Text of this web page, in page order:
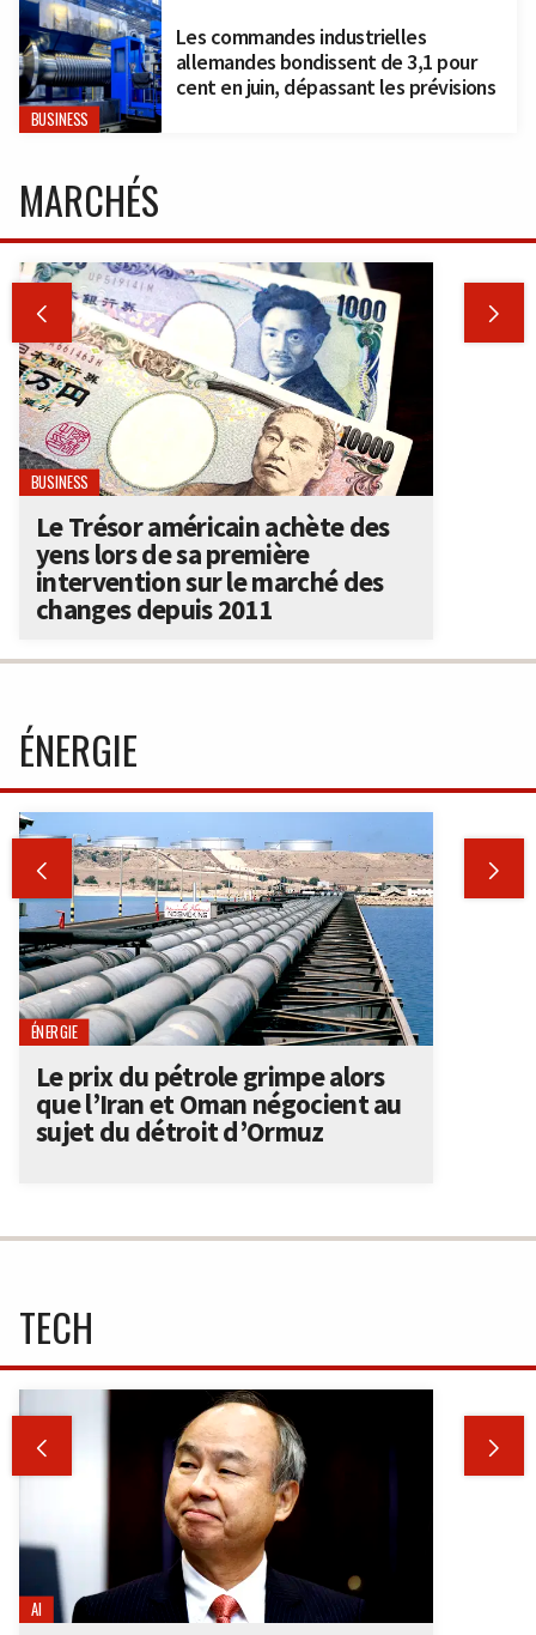
BUSINESS
Les commandes industrielles
allemandes bondissent de 3,1 pour
cent en juin, dépassant les prévisions
MARCHÉS
 
BUSINESS
Le Trésor américain achète des
yens lors de sa première
intervention sur le marché des
changes depuis 2011
ÉNERGIE
 
ÉNERGIE
Le prix du pétrole grimpe alors
que l’Iran et Oman négocient au
sujet du détroit d’Ormuz
TECH
 
AI